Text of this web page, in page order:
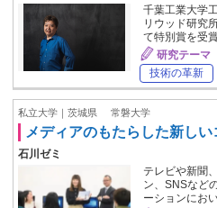
千葉工業大学
リウッド研究
て特別賞を受
研究テーマ
技術の革新
私立大学｜茨城県 常磐大学
メディアのもたらした新し
石川ゼミ
テレビや新聞
ン、SNSなど
ーションにお